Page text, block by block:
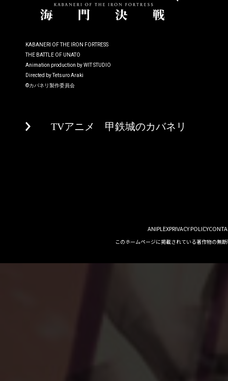
KABANERI OF THE IRON FORTRESS
THE BATTLE OF UNATO
Animation production by WIT STUDIO
Directed by Tetsuro Araki
©カバネリ製作委員会
TVアニメ 甲鉄城のカバネリ
ANIPLEXPRIVACY POLICY
このホームページに掲載されている著作物の無